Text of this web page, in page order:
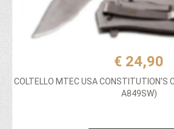
€ 24,90
COLTELLO MTEC USA CONSTITUTION'S
A849SW)